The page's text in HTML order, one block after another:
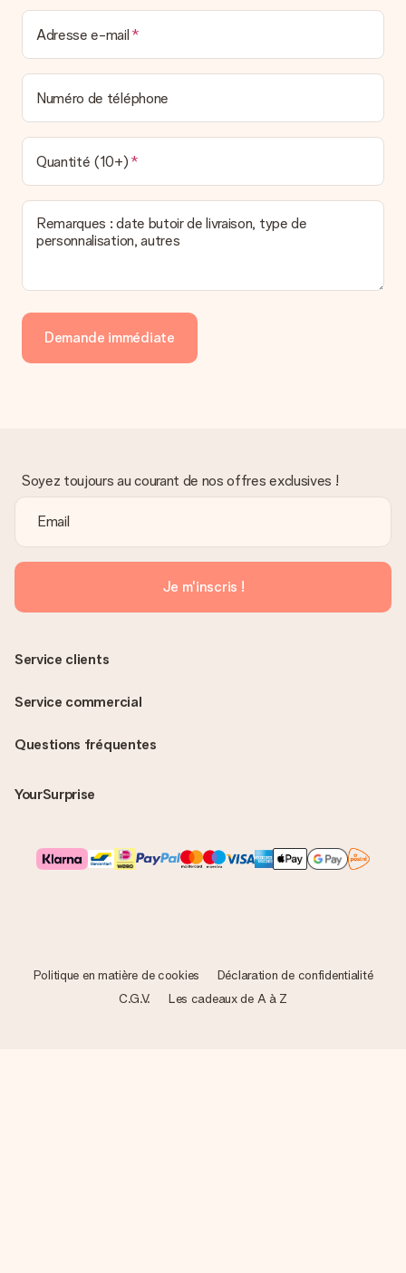
La facture est-elle envoyée avec le cadeau ?
Nous n’envoyons pas de facture avec le cadeau. Nous vous
personnel MySurprise. Vous pouvez ainsi être tranquille et
envoyer directement le cadeau à l’heureux destinataire, pour
un véritable effet surprise !
Adresse e-mail
Numéro de téléphone
Quantité (10+)
Remarques : date butoir de livraison, type de
personnalisation, autres
Demande immédiate
Soyez toujours au courant de nos offres exclusives !
Je m'inscris !
Questions fréquentes
YourSurprise
Service clients
Service commercial
Politique en matière de cookies
Déclaration de confidentialité
C.G.V.
Les cadeaux de A à Z